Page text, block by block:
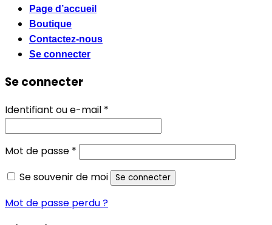
Page d’accueil
Boutique
Contactez-nous
Se connecter
Se connecter
Identifiant ou e-mail *
Mot de passe *
Se souvenir de moi
Se connecter
Mot de passe perdu ?